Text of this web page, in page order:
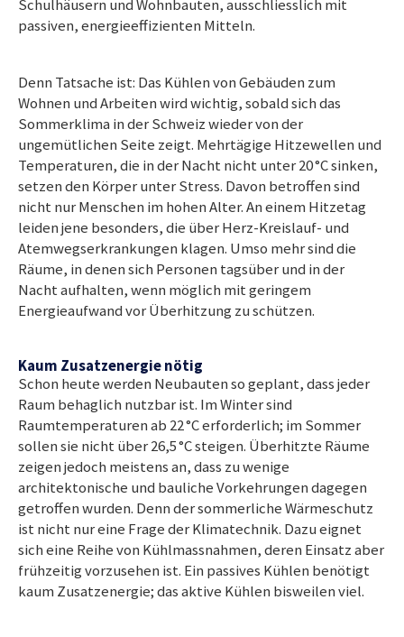
Schulhäusern und Wohnbauten, ausschliesslich mit
passiven, energieeffizienten Mitteln.
Denn Tatsache ist: Das Kühlen von Gebäuden zum
Wohnen und Arbeiten wird wichtig, sobald sich das
Sommerklima in der Schweiz wieder von der
ungemütlichen Seite zeigt. Mehrtägige Hitzewellen und
Temperaturen, die in der Nacht nicht unter 20 °C sinken,
setzen den Körper unter Stress. Davon betroffen sind
nicht nur Menschen im hohen Alter. An einem Hitzetag
leiden jene besonders, die über Herz-Kreislauf- und
Atemwegserkrankungen klagen. Umso mehr sind die
Räume, in denen sich Personen tagsüber und in der
Nacht aufhalten, wenn möglich mit geringem
Energieaufwand vor Überhitzung zu schützen.
Kaum Zusatzenergie nötig
Schon heute werden Neubauten so geplant, dass jeder
Raum behaglich nutzbar ist. Im Winter sind
Raumtemperaturen ab 22 °C erforderlich; im Sommer
sollen sie nicht über 26,5 °C steigen. Überhitzte Räume
zeigen jedoch meistens an, dass zu wenige
architektonische und bauliche Vorkehrungen dagegen
getroffen wurden. Denn der sommerliche Wärmeschutz
ist nicht nur eine Frage der Klimatechnik. Dazu eignet
sich eine Reihe von Kühlmassnahmen, deren Einsatz aber
frühzeitig vorzusehen ist. Ein passives Kühlen benötigt
kaum Zusatzenergie; das aktive Kühlen bisweilen viel.